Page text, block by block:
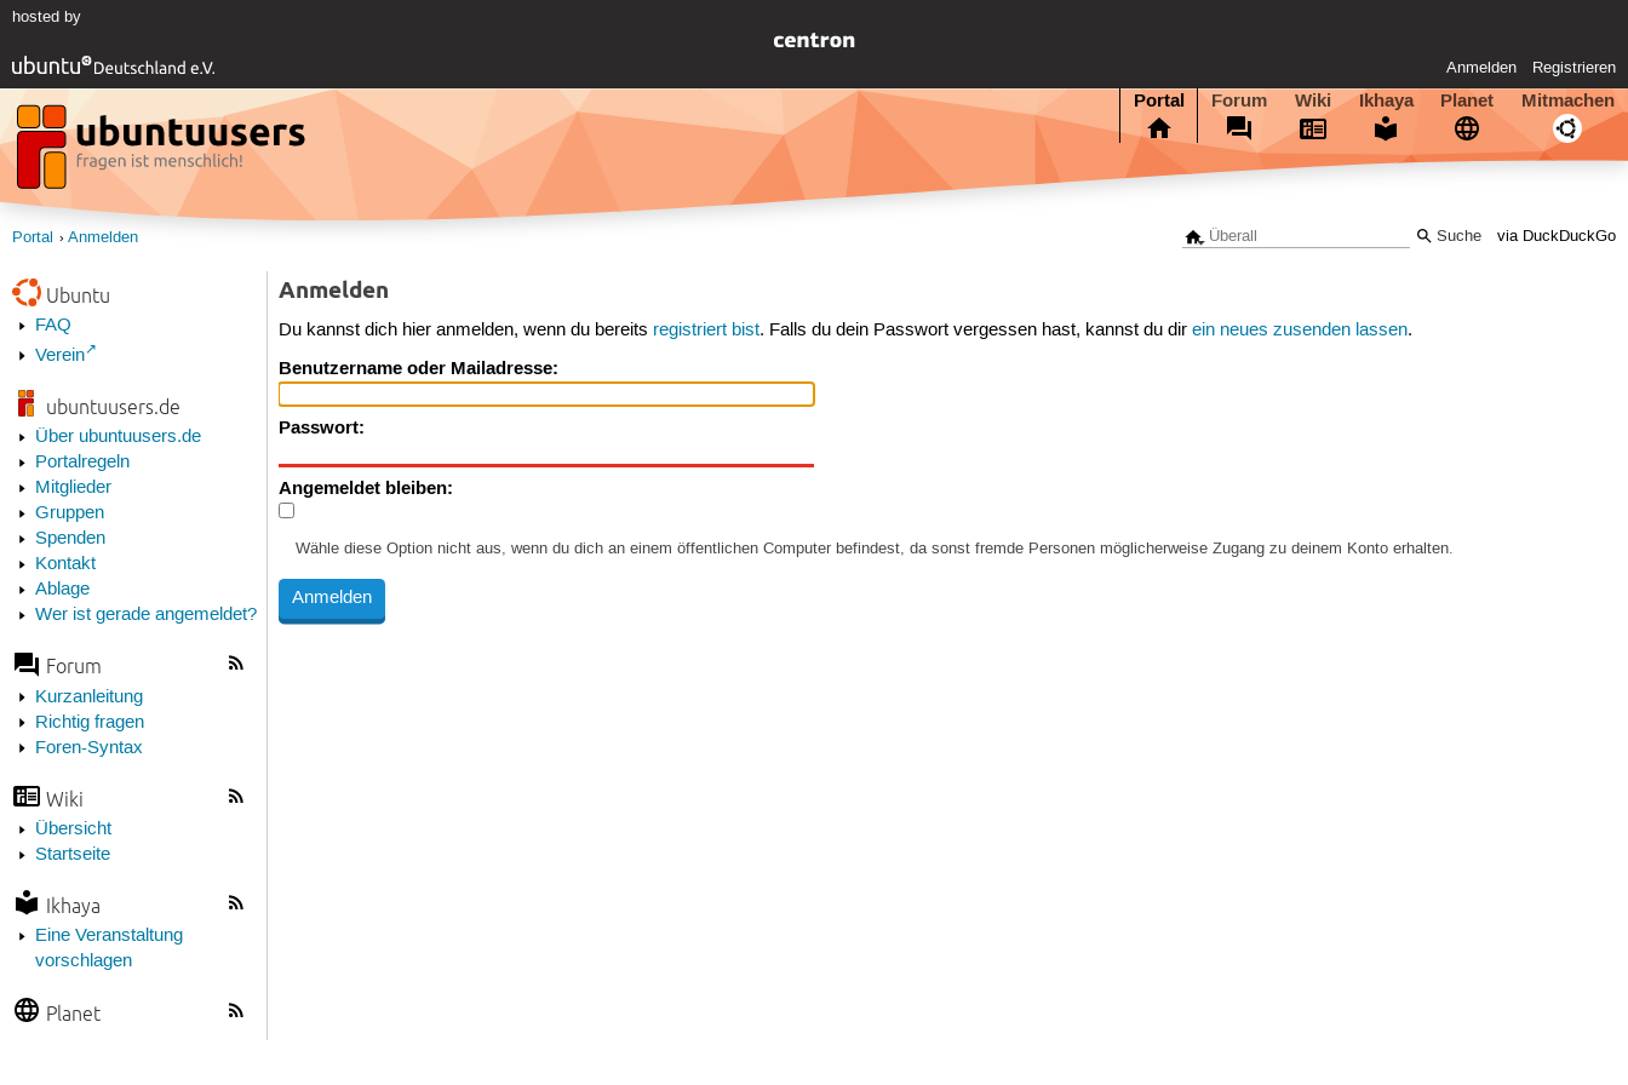
hosted by
Anmelden Registrieren
Portal Forum Wiki Ikhaya Planet Mitmachen
via DuckDuckGo
Portal Anmelden
Ubuntu
FAQ
Verein
ubuntuusers.de
Über ubuntuusers.de
Portalregeln
Mitglieder
Gruppen
Spenden
Kontakt
Ablage
Wer ist gerade angemeldet?
Forum
Kurzanleitung
Richtig fragen
Foren-Syntax
Wiki
Übersicht
Startseite
Ikhaya
Eine Veranstaltung
vorschlagen
Planet
Anmelden
Du kannst dich hier anmelden, wenn du bereits registriert bist. Falls du dein Passwort vergessen hast, kannst du direin neues zusenden lassen.
Benutzername oder Mailadresse:
Passwort:
Angemeldet bleiben:
Wähle diese Option nicht aus, wenn du dich an einem öffentlichen Computer befindest, da sonst fremde Personen möglicherweise Zugang zu deinem Konto erhalten.